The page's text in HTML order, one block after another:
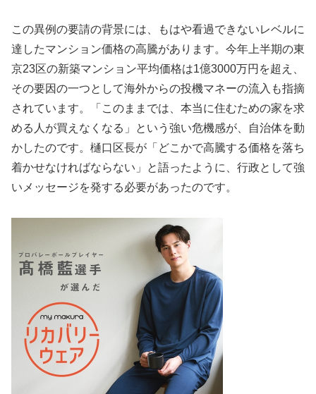
この異例の要請の背景には、もはや看過できないレベルに
達したマンション価格の高騰があります。今年上半期の東
京23区の新築マンション平均価格は1億3000万円を超え、
その要因の一つとして海外からの投機マネーの流入も指摘
されています。「このままでは、本当に住むための家を求
める人が買えなくなる」という強い危機感が、自治体を動
かしたのです。樋口区長が「どこかで高騰する価格を落ち
着かせなければならない」と語ったように、行政として強
いメッセージを発する必要があったのです。